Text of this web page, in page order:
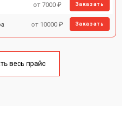
от 7000 ₽ Заказать
от 10000 ₽ Заказать
весь прайс